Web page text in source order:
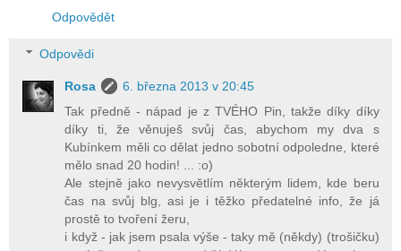
Odpovědět
Odpovědi
Rosa
6. března 2013 v 20:45
Tak předně - nápad je z TVÉHO Pin, takže díky díky
díky ti, že věnuješ svůj čas, abychom my dva s
Kubínkem měli co dělat jedno sobotní odpoledne, které
mělo snad 20 hodin! ... :o)
Ale stejně jako nevysvětlím některým lidem, kde beru
čas na svůj blg, asi je i těžko předatelné info, že já
prostě to tvoření žeru,
i když - jak jsem psala výše - taky mě (někdy) (trošičku)